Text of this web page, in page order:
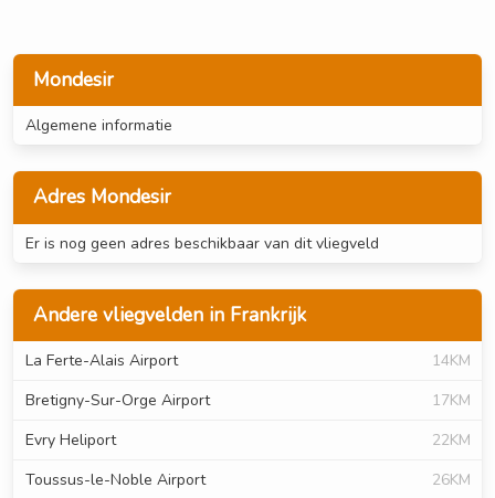
Mondesir
Algemene informatie
Adres Mondesir
Er is nog geen adres beschikbaar van dit vliegveld
Andere vliegvelden in Frankrijk
La Ferte-Alais Airport
14KM
Bretigny-Sur-Orge Airport
17KM
Evry Heliport
22KM
Toussus-le-Noble Airport
26KM